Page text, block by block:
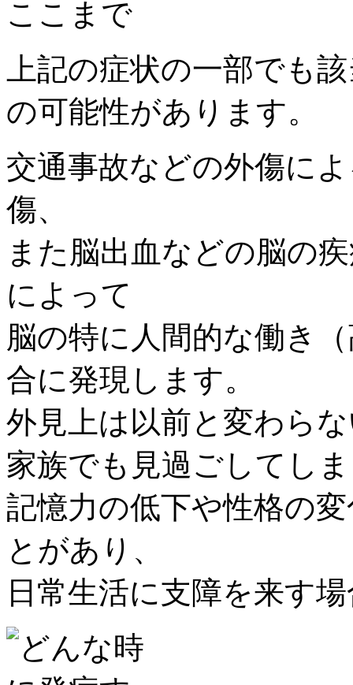
上記の症状の一部でも
の可能性があります。
交通事故などの外傷に
傷、
また脳出血などの脳の
によって
脳の特に人間的な働き
合に発現します。
外見上は以前と変わら
家族でも見過ごしてし
記憶力の低下や性格の
とがあり、
日常生活に支障を来す